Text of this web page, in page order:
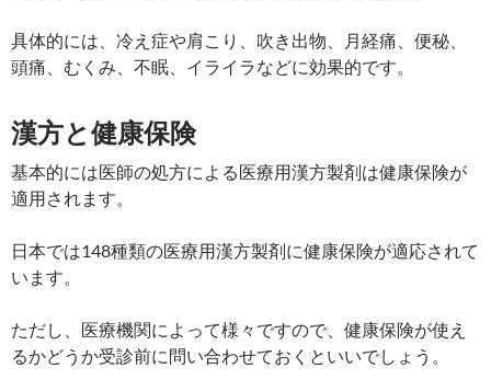
具体的には、冷え症や肩こり、吹き出物、月経痛、便秘、
頭痛、むくみ、不眠、イライラなどに効果的です。
漢方と健康保険
基本的には医師の処方による医療用漢方製剤は健康保険が
適用されます。
日本では148種類の医療用漢方製剤に健康保険が適応されて
います。
ただし、医療機関によって様々ですので、健康保険が使え
るかどうか受診前に問い合わせておくといいでしょう。